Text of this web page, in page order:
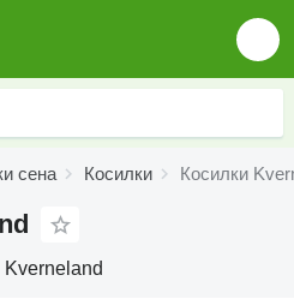
сена Косилки Косилки
Kverneland